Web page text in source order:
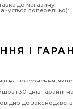
до магазину
попередньо):
І
на повернення,
і 30 днів гарантії
до